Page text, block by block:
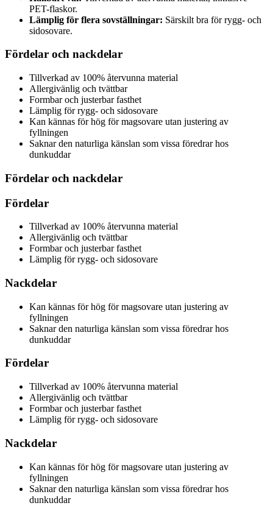
PET-flaskor.
Lämplig för flera sovställningar: Särskilt bra för rygg- och
sidosovare.
Fördelar och nackdelar
Tillverkad av 100% återvunna material
Allergivänlig och tvättbar
Formbar och justerbar fasthet
Lämplig för rygg- och sidosovare
Kan kännas för hög för magsovare utan justering av
fyllningen
Saknar den naturliga känslan som vissa föredrar hos
dunkuddar
Fördelar och nackdelar
Fördelar
Tillverkad av 100% återvunna material
Allergivänlig och tvättbar
Formbar och justerbar fasthet
Lämplig för rygg- och sidosovare
Nackdelar
Kan kännas för hög för magsovare utan justering av
fyllningen
Saknar den naturliga känslan som vissa föredrar hos
dunkuddar
Fördelar
Tillverkad av 100% återvunna material
Allergivänlig och tvättbar
Formbar och justerbar fasthet
Lämplig för rygg- och sidosovare
Nackdelar
Kan kännas för hög för magsovare utan justering av
fyllningen
Saknar den naturliga känslan som vissa föredrar hos
dunkuddar